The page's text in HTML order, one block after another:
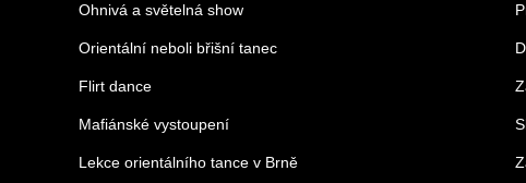
Ohnivá a světelná show
Orientální neboli břišní tanec
Flirt dance
Mafiánské vystoupení
Lekce orientálního tance v Brně